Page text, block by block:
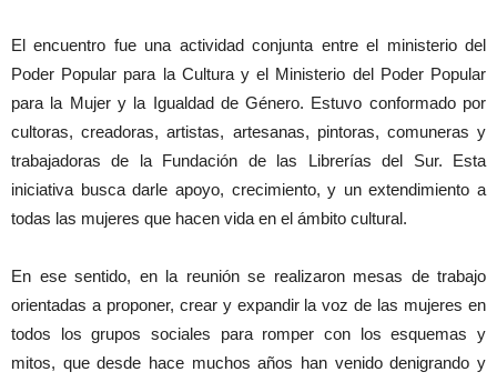
El encuentro fue una actividad conjunta entre el ministerio del
Poder Popular para la Cultura y el Ministerio del Poder Popular
para la Mujer y la Igualdad de Género. Estuvo conformado por
cultoras, creadoras, artistas, artesanas, pintoras, comuneras y
trabajadoras de la Fundación de las Librerías del Sur. Esta
iniciativa busca darle apoyo, crecimiento, y un extendimiento a
todas las mujeres que hacen vida en el ámbito cultural.
En ese sentido, en la reunión se realizaron mesas de trabajo
orientadas a proponer, crear y expandir la voz de las mujeres en
todos los grupos sociales para romper con los esquemas y
mitos, que desde hace muchos años han venido denigrando y